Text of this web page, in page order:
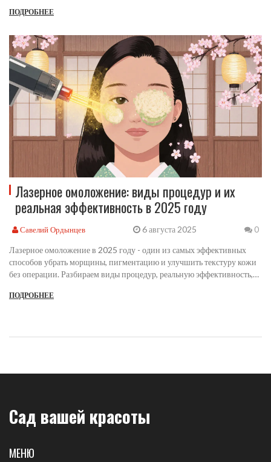
ПОДРОБНЕЕ
Лазерное омоложение: виды процедур и их
реальная эффективность в 2025 году
Савелий Ордынцев 6 августа 2025 0
Лазерное омоложение в 2025 году - один из самых эффективных
способов убрать морщины, пигментацию и улучшить текстуру кожи
без операции. Разбираем виды процедур, реальную эффективность,
ПОДРОБНЕЕ
Сад вашей красоты
МЕНЮ